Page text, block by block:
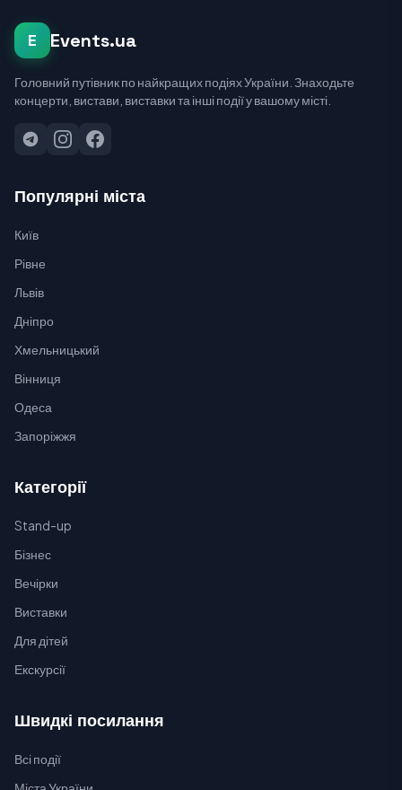
E Events.ua
Головний путівник по найкращих подіях України. Знаходьте
концерти, вистави, виставки та інші події у вашому місті.
Популярні міста
Київ
Рівне
Львів
Дніпро
Хмельницький
Вінниця
Одеса
Запоріжжя
Категорії
Stand-up
Бізнес
Вечірки
Виставки
Для дітей
Екскурсії
Швидкі посилання
Всі події